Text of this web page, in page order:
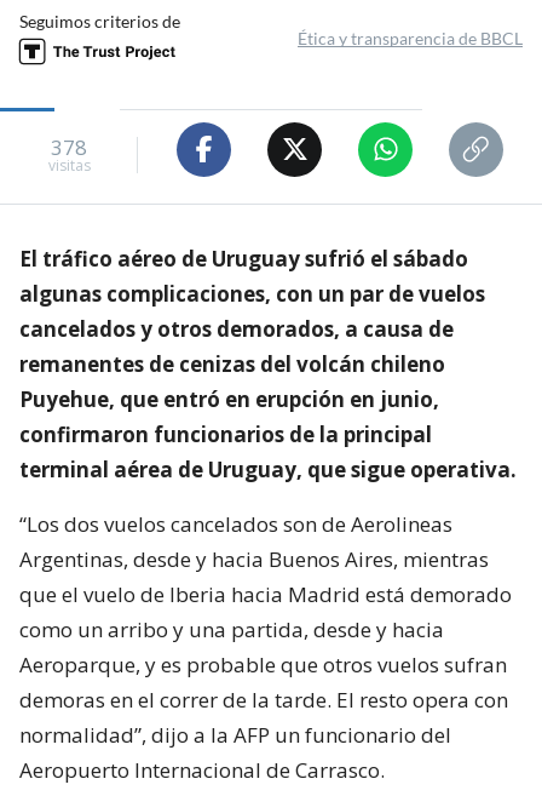
Seguimos criterios de
Ética y transparencia de BBCL
378
visitas
El tráfico aéreo de Uruguay sufrió el sábado
algunas complicaciones, con un par de vuelos
cancelados y otros demorados, a causa de
remanentes de cenizas del volcán chileno
Puyehue, que entró en erupción en junio,
confirmaron funcionarios de la principal
terminal aérea de Uruguay, que sigue operativa.
“Los dos vuelos cancelados son de Aerolineas
Argentinas, desde y hacia Buenos Aires, mientras
que el vuelo de Iberia hacia Madrid está demorado
como un arribo y una partida, desde y hacia
Aeroparque, y es probable que otros vuelos sufran
demoras en el correr de la tarde. El resto opera con
normalidad”, dijo a la AFP un funcionario del
Aeropuerto Internacional de Carrasco.